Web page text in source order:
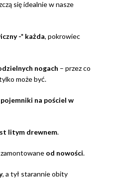
się idealnie w nasze
-* każda, pokrowiec
nogach – przez co
może być.
na pościel w
litym drewnem.
od nowości.
, a tył starannie obity